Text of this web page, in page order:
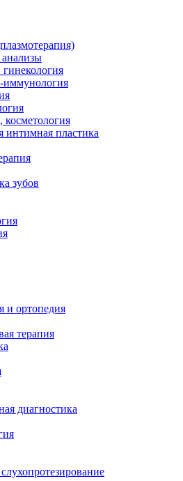
иммунология
косметология
интимная пластика
зубов
и ортопедия
терапия
диагностика